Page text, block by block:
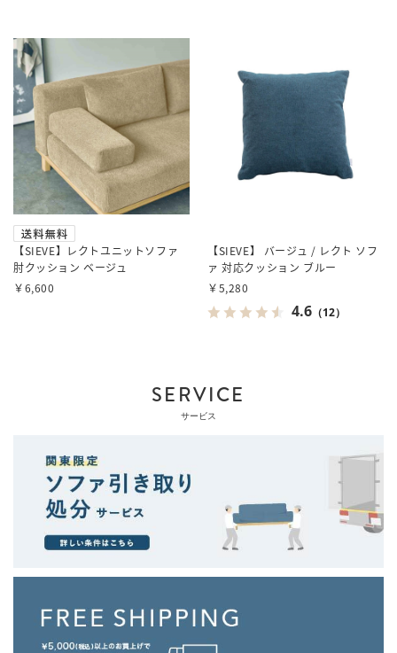
【SIEVE】レクトユニットソファ
肘クッション ベージュ
￥6,600
【SIEVE】 バージュ / レクト ソフ
ァ 対応クッション ブルー
￥5,280
4.6 （12）
SERVICE
サービス